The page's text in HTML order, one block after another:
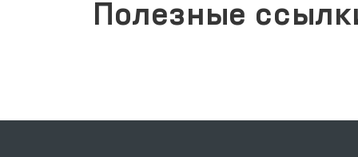
Полезные